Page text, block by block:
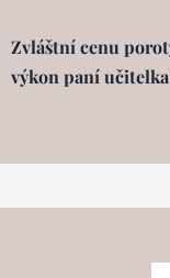
Zvláštní cenu
výkon paní